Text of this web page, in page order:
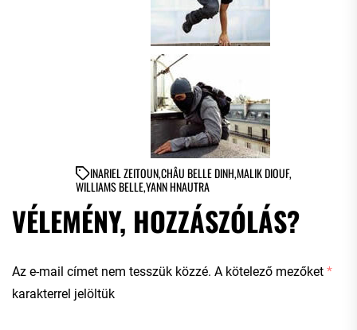
INARIEL ZEITOUN,CHÂU BELLE DINH,MALIK DIOUF,
WILLIAMS BELLE,YANN HNAUTRA
VÉLEMÉNY, HOZZÁSZÓLÁS?
Az e-mail címet nem tesszük közzé. A kötelező mezőket *
karakterrel jelöltük